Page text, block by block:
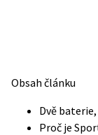
Obsah článku
Dvě
Proč je